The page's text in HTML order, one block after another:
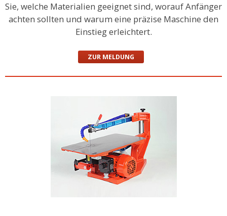
Sie, welche Materialien geeignet sind, worauf Anfänger
achten sollten und warum eine präzise Maschine den
Einstieg erleichtert.
ZUR MELDUNG